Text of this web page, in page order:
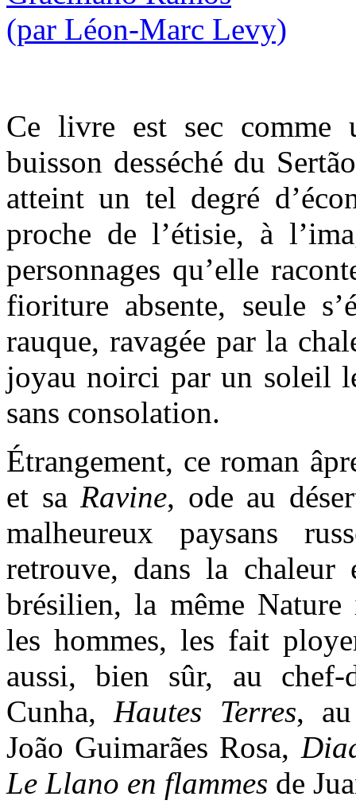
Ce livre est sec comme
buisson desséché du
atteint un tel degré
proche de l’étisie, à
personnages qu’elle
fioriture absente, seule
rauque, ravagée par la
joyau noirci par un soleil
sans consolation.
Étrangement, ce roman
et saRavine, ode au
malheureux paysans
retrouve, dans la chaleur
brésilien, la même
les hommes, les fait
aussi, bien sûr, au chef-
Cunha,Hautes Terres,
João Guimarães Rosa,
Le Llano en flammes de